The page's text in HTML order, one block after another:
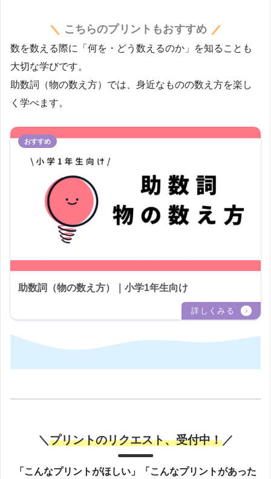
こちらのプリントもおすすめ
数を数える際に「何を・どう数えるのか」を知ることも
大切な学びです。
助数詞（物の数え方）では、身近なものの数え方を楽し
く学べます。
助数詞（物の数え方）｜小学1年生向け
＼プリントのリクエスト、受付中！／
「こんなプリントがほしい」「こんなプリントがあった